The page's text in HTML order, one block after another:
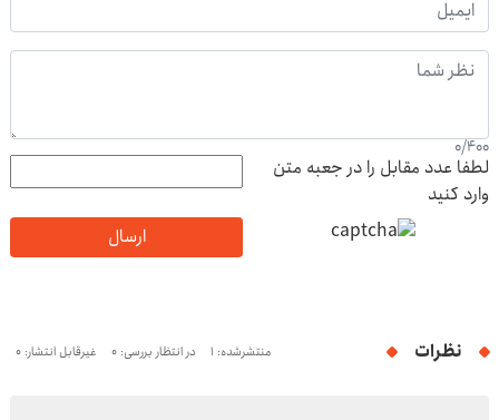
0/400
لطفا عدد مقابل را در جعبه متن
وارد کنید
ارسال
نظرات منتشرشده: 1 در انتظار بررسی: 0 غیرقابل انتشار: 0